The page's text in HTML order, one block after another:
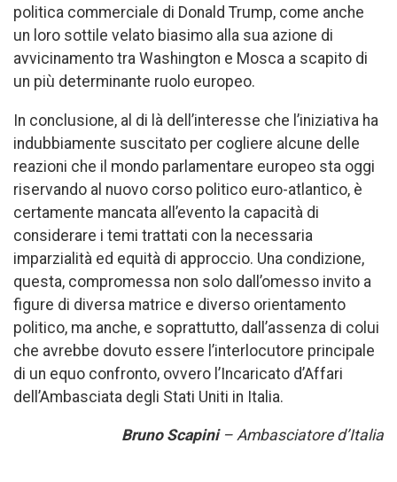
politica commerciale di Donald Trump, come anche
un loro sottile velato biasimo alla sua azione di
avvicinamento tra Washington e Mosca a scapito di
un più determinante ruolo europeo.
In conclusione, al di là dell’interesse che l’iniziativa ha
indubbiamente suscitato per cogliere alcune delle
reazioni che il mondo parlamentare europeo sta oggi
riservando al nuovo corso politico euro-atlantico, è
certamente mancata all’evento la capacità di
considerare i temi trattati con la necessaria
imparzialità ed equità di approccio. Una condizione,
questa, compromessa non solo dall’omesso invito a
figure di diversa matrice e diverso orientamento
politico, ma anche, e soprattutto, dall’assenza di colui
che avrebbe dovuto essere l’interlocutore principale
di un equo confronto, ovvero l’Incaricato d’Affari
dell’Ambasciata degli Stati Uniti in Italia.
Bruno Scapini– Ambasciatore d’Italia